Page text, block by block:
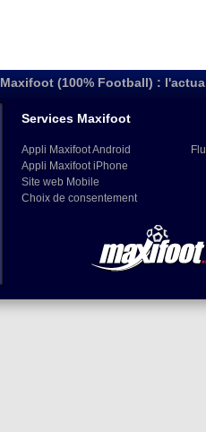
Maxifoot (100% Football) :
Services Maxifoot
Appli Maxifoot Android
Appli Maxifoot iPhone
Site web Mobile
Choix de consentement